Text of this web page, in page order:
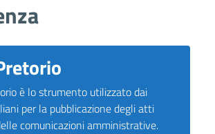
è lo strumento utilizzato dai
per la pubblicazione degli atti
comunicazioni amministrative.